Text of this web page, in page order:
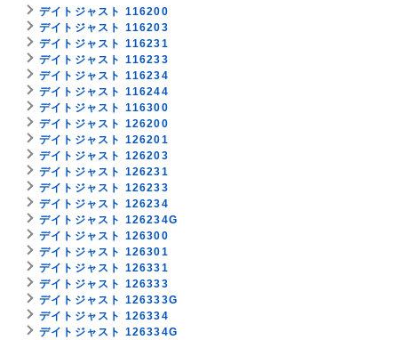
デイトジャスト 116200
デイトジャスト 116203
デイトジャスト 116231
デイトジャスト 116233
デイトジャスト 116234
デイトジャスト 116244
デイトジャスト 116300
デイトジャスト 126200
デイトジャスト 126201
デイトジャスト 126203
デイトジャスト 126231
デイトジャスト 126233
デイトジャスト 126234
デイトジャスト 126234G
デイトジャスト 126300
デイトジャスト 126301
デイトジャスト 126331
デイトジャスト 126333
デイトジャスト 126333G
デイトジャスト 126334
デイトジャスト 126334G